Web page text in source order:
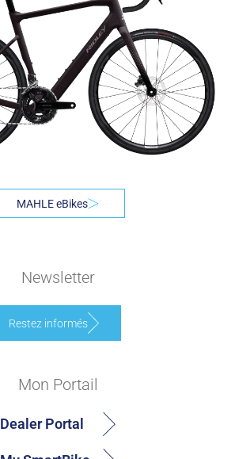
MAHLE eBikes
Newsletter
Restez informés
Mon Portail
Dealer Portal